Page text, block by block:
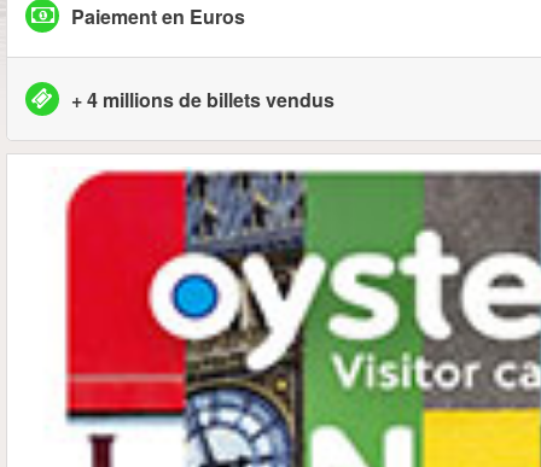
Paiement en Euros
+ 4 millions de billets vendus